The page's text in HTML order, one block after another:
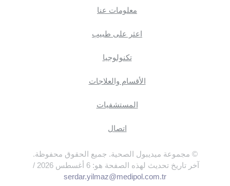
معلومات عنا
اعثر على طبيب
تكنولوجيا
الأقسام والعلاجات
المستشفيات
اتصال
© مجموعة ميديبول الصحية. جميع الحقوق محفوظة.
آخر تاريخ تحديث لهذه الصفحة هو: 6 أغسطس 2026 /
serdar.yilmaz@medipol.com.tr